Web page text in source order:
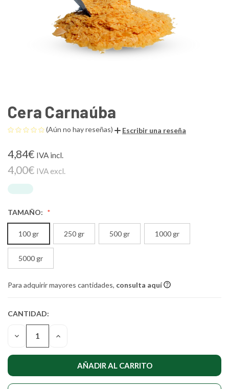
Cera Carnaúba
(Aún no hay reseñas) Escribir una reseña
4,84€ IVA incl.
4,00€ IVA excl.
TAMAÑO:
100 gr 250 gr 500 gr 1000 gr
5000 gr
Para adquirir mayores cantidades, consulta aquí
CANTIDAD
ACTUAL DE
EXISTENCIAS:
CANTIDAD:
DISMINUIR
CANTIDAD
DE
AUMENTAR
DE
UNDEFINED